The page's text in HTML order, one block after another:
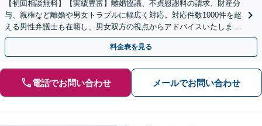
【初回相談無料】【実績豊富】離婚協議、不貞慰謝料の請求、財産分
与、親権など離婚や男女トラブルに幅広く対応。対応件数1000件を超
える男性弁護士も在籍し、男女双方の視点からアドバイスいたします
【新静岡駅直結】【子連れ相談OK】
料金表を見る
電話でお問い合わせ メールでお問い合わせ